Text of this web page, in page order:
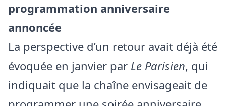
programmation anniversaire
annoncée
La perspective d’un retour avait déjà été
évoquée en janvier par Le Parisien, qui
indiquait que la chaîne envisageait de